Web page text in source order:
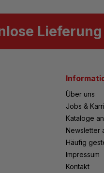
Lieferung
Über uns
Jobs &
Kataloge
Newsletter
Häufig
Impressum
Kontakt